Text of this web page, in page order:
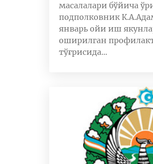
масалалари бўйича
подполковник
январь ойи иш
оширилган
тўғрисида...